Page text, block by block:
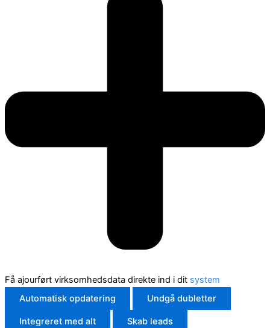
Få ajourført virksomhedsdata direkte ind i dit system
Automatisk opdatering
Undgå dubletter
Integreret med alt Skab leads